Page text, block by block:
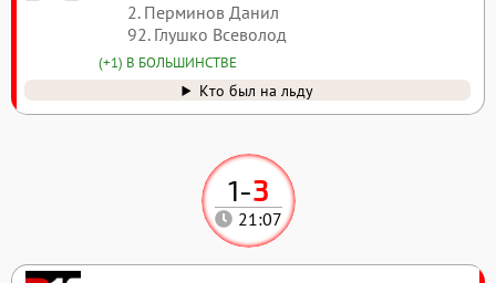
1-3
21:07
2. Перминов Данил
92. Глушко Всеволод
(+1) В БОЛЬШИНСТВЕ
Кто был на льду